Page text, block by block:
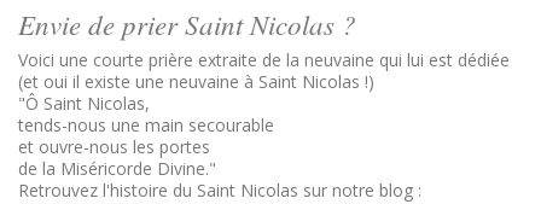
Envie de prier Saint Nicolas ?
Voici une courte prière extraite de la neuvaine qui lui est dédiée
(et oui il existe une neuvaine à Saint Nicolas !)
"Ô Saint Nicolas,
tends-nous une main secourable
et ouvre-nous les portes
de la Miséricorde Divine."
Retrouvez l'histoire du Saint Nicolas sur notre blog :